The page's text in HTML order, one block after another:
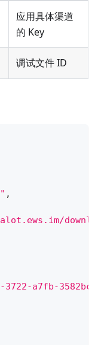
应用具体渠道
的 Key
调试文件 ID
,
3722-a7fb-